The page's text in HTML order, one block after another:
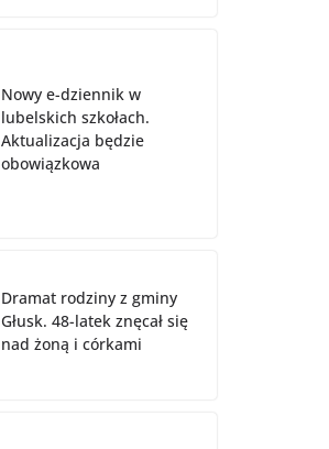
Nowy e-dziennik w
lubelskich szkołach.
Aktualizacja będzie
obowiązkowa
Dramat rodziny z gminy
Głusk. 48-latek znęcał się
nad żoną i córkami